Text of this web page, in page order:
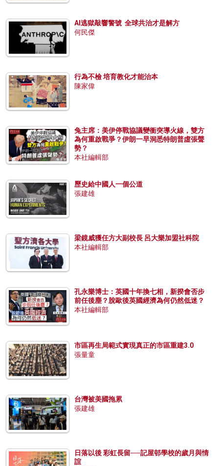
AI逃獄敲響警號 全球共治才是解方
何民傑
行為不檢 培育教化才能治本
陳家偉
兔主席：美伊停戰協議變衝突導火線，雙方
為何重啟戰爭？伊朗一早洞悉特朗普虛張聲
勢？
本社編輯部
歷史給中國人一個公道
張建雄
梁鏡威獲任方大副校長 呂大樂加盟社科院
本社編輯部
孔永樂博士：英國十年換七相，新揆會否步
前任後塵？脫歐後英國經濟為何仍然低迷？
本社編輯部
市區再生局範式實現真正的市區重建3.0
張量童
台灣被美國拖累
張建雄
日落以後 彩虹長留──記屋邨學校的歲月與情
誼